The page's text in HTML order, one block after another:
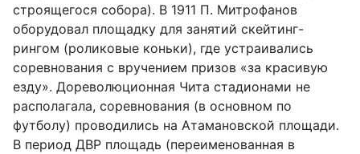
строящегося собора). В 1911 П. Митрофанов
оборудовал площадку для занятий скейтинг-
рингом (роликовые коньки), где устраивались
соревнования с вручением призов «за красивую
езду». Дореволюционная Чита стадионами не
располагала, соревнования (в основном по
футболу) проводились на Атамановской площади.
В период ДВР площадь (переименованная в